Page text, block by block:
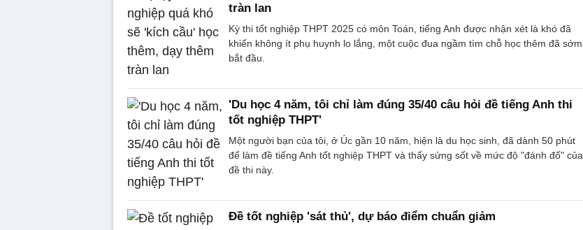
tràn lan
Kỳ thi tốt nghiệp THPT 2025 có môn Toán, tiếng Anh được nhận xét là khó đã
khiến không ít phụ huynh lo lắng, một cuộc đua ngầm tìm chỗ học thêm đã sớm
bắt đầu.
'Du học 4 năm, tôi chỉ làm đúng 35/40 câu hỏi đề tiếng Anh thi
tốt nghiệp THPT'
Một người bạn của tôi, ở Úc gần 10 năm, hiện là du học sinh, đã dành 50 phút
để làm đề tiếng Anh tốt nghiệp THPT và thấy sửng sốt về mức độ "đánh đố" của
đề thi này.
Đề tốt nghiệp 'sát thủ', dự báo điểm chuẩn giảm